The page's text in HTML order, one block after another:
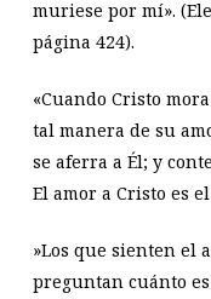
muriese por mí».
página 424).
«Cuando Cristo
tal manera de su
se aferra a Él; y
El amor a Cristo es
»Los que sienten el
preguntan cuánto